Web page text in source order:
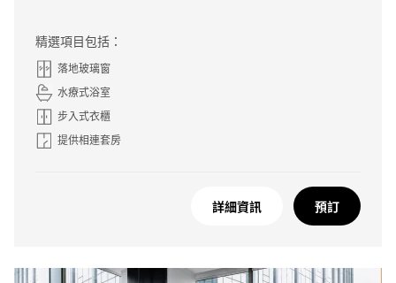
精選項目包括：
落地玻璃窗
水療式浴室
步入式衣櫃
提供相連套房
詳細資訊 預訂